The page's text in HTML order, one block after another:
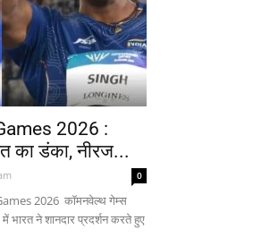
2026 :
का डंका, नीरज...
0
2026 कॉमनवेल्थ गेम्स
ने शानदार प्रदर्शन करते हुए